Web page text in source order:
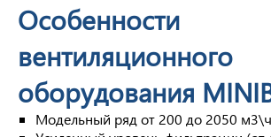
Особенности
вентиляционного
оборудования
Модельный ряд от 200 до 2050